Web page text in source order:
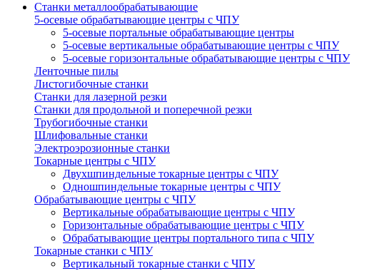
Станки металлообрабатывающие
5-осевые обрабатывающие центры с ЧПУ
5-осевые портальные обрабатывающие центры
5-осевые вертикальные обрабатывающие центры с ЧПУ
5-осевые горизонтальные обрабатывающие центры с ЧПУ
Ленточные пилы
Листогибочные станки
Станки для лазерной резки
Станки для продольной и поперечной резки
Трубогибочные станки
Шлифовальные станки
Электроэрозионные станки
Токарные центры с ЧПУ
Двухшпиндельные токарные центры с ЧПУ
Одношпиндельные токарные центры с ЧПУ
Обрабатывающие центры с ЧПУ
Вертикальные обрабатывающие центры с ЧПУ
Горизонтальные обрабатывающие центры с ЧПУ
Обрабатывающие центры портального типа с ЧПУ
Токарные станки с ЧПУ
Вертикальный токарные станки с ЧПУ